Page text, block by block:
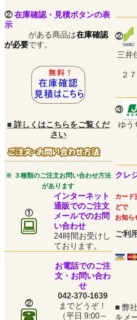
②在庫確認・見積ボタンの表
示
がある商品は在庫確認
が必要です。
②
三井
２
③
■ 詳しくはこちらをご覧くだ
さい
ゆう
※ ３種類のご注文お問い合わせ方法
があります
クレ
①
インターネット
通販でのご注文
メールでのお問
い合わせ
24時間お受けし
ております。
カード
どで
お知ら
ご利
②
お電話でのご注
文・お問い合わ
せ
042-370-1639
までどうぞ！
（平日 9:00～
■ 弊
をメ